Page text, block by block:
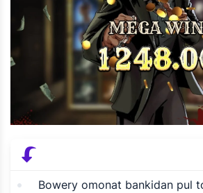
Bowery omonat bankidan pul